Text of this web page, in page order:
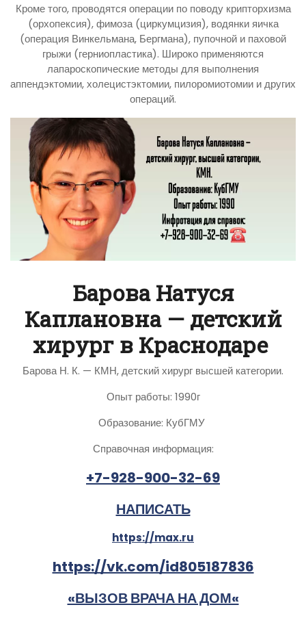
Кроме того, проводятся операции по поводу крипторхизма
(орхопексия), фимоза (циркумцизия), водянки яичка
(операция Винкельмана, Бергмана), пупочной и паховой
грыжи (герниопластика). Широко применяются
лапароскопические методы для выполнения
аппендэктомии, холецистэктомии, пилоромиотомии и других
операций.
Барова Натуся
Каплановна — детский
хирург в Краснодаре
Барова Н. К. — КМН, детский хирург высшей категории.
Опыт работы: 1990г
Образование: КубГМУ
Справочная информация:
+7-928-900-32-69
НАПИСАТЬ
https://max.ru
https://vk.com/id805187836
«ВЫЗОВ ВРАЧА НА ДОМ«